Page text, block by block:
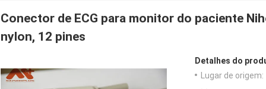
Conector de ECG para monitor do paciente
nylon, 12 pines
Detalhes do
Lugar de origem: